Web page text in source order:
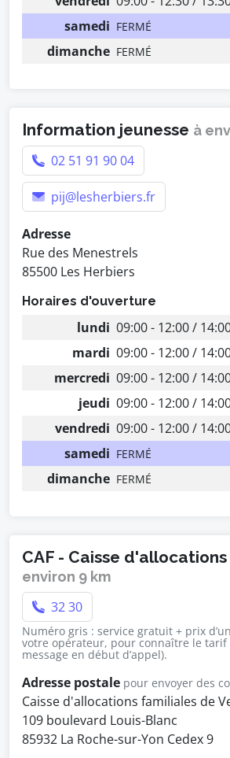
samedi FERMÉ
dimanche FERMÉ
Information jeunesse à
02 51 91 90 04
pij@lesherbiers.fr
Adresse
Rue des Menestrels
85500 Les Herbiers
Horaires d'ouverture
lundi 09:00 - 12:00 /
mardi 09:00 - 12:00 /
mercredi 09:00 - 12:00 /
jeudi 09:00 - 12:00 /
vendredi 09:00 - 12:00 /
samedi FERMÉ
dimanche FERMÉ
CAF - Caisse
environ 9 km
32 30
Numéro gris : service gratuit + prix
votre opérateur, pour connaître le tarif
message en début d’appel).
Adresse postale pour envoyer des
Caisse d'allocations familiales de
109 boulevard Louis-Blanc
85932 La Roche-sur-Yon Cedex 9